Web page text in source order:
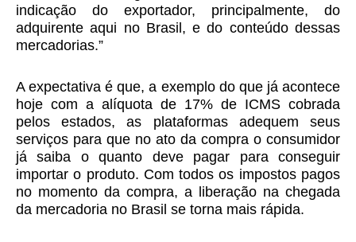
indicação do exportador, principalmente, do
adquirente aqui no Brasil, e do conteúdo dessas
mercadorias.”
A expectativa é que, a exemplo do que já acontece
hoje com a alíquota de 17% de ICMS cobrada
pelos estados, as plataformas adequem seus
serviços para que no ato da compra o consumidor
já saiba o quanto deve pagar para conseguir
importar o produto. Com todos os impostos pagos
no momento da compra, a liberação na chegada
da mercadoria no Brasil se torna mais rápida.